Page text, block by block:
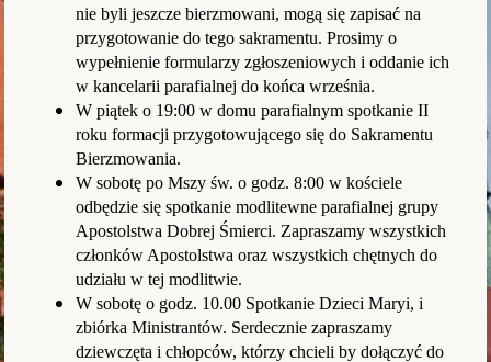
nie byli jeszcze bierzmowani, mogą się zapisać na
przygotowanie do tego sakramentu. Prosimy o
wypełnienie formularzy zgłoszeniowych i oddanie ich
w kancelarii parafialnej do końca września.
W piątek o 19:00 w domu parafialnym spotkanie II
roku formacji przygotowującego się do Sakramentu
Bierzmowania.
W sobotę po Mszy św. o godz. 8:00 w kościele
odbędzie się spotkanie modlitewne parafialnej grupy
Apostolstwa Dobrej Śmierci. Zapraszamy wszystkich
członków Apostolstwa oraz wszystkich chętnych do
udziału w tej modlitwie.
W sobotę o godz. 10.00 Spotkanie Dzieci Maryi, i
zbiórka Ministrantów. Serdecznie zapraszamy
dziewczęta i chłopców, którzy chcieli by dołączyć do